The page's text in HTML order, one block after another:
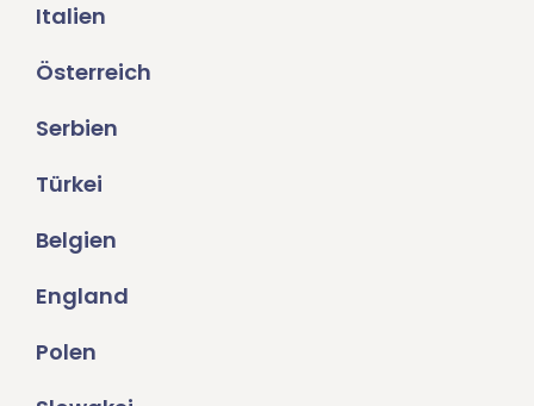
Italien
Österreich
Serbien
Türkei
Belgien
England
Polen